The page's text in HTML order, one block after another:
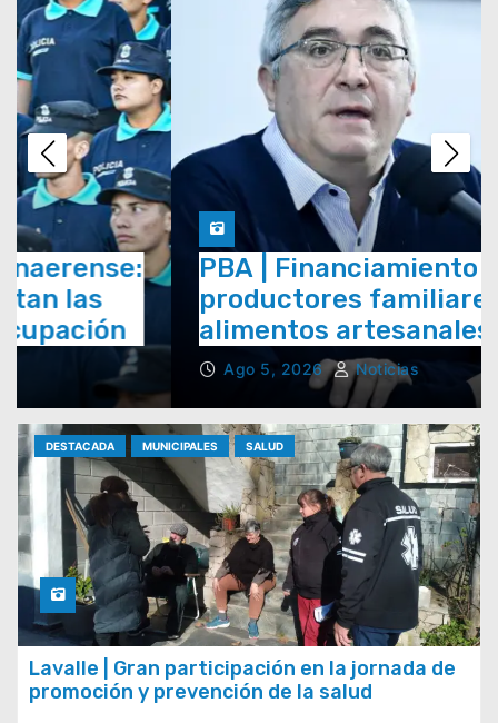
PBA | Financiamiento para
productores familiares y de
alimentos artesanales
Ago 5, 2026 Noticias
DESTACADA MUNICIPALES SALUD
Lavalle | Gran participación en la jornada de
promoción y prevención de la salud